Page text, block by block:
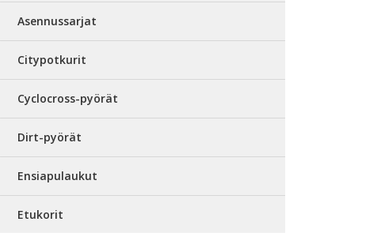
Asennussarjat
Citypotkurit
Cyclocross-pyörät
Dirt-pyörät
Ensiapulaukut
Etukorit